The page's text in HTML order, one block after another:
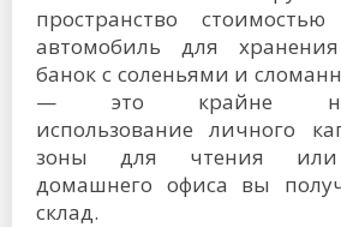
пространство
автомобиль для
банок с соленьями и
— это крайне
использование личного
зоны для чтения или
домашнего офиса вы
склад.